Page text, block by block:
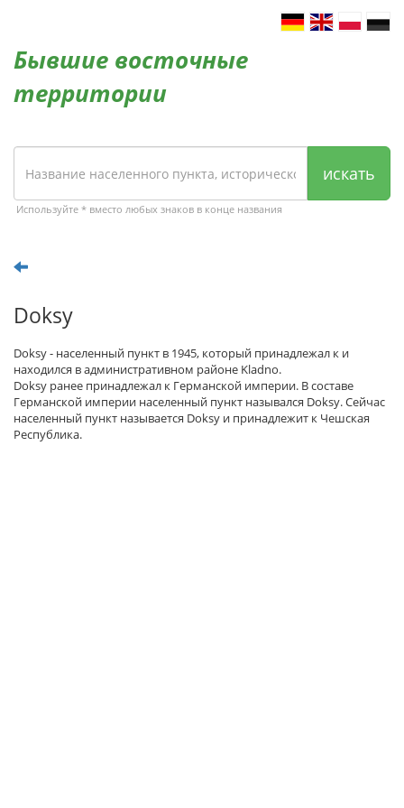
Бывшие восточные
территории
искать
Используйте * вместо любых знаков в конце названия
Doksy
Doksy - населенный пункт в 1945, который принадлежал к и
находился в административном районе Kladno.
Doksy ранее принадлежал к Германской империи. В составе
Германской империи населенный пункт назывался Doksy. Сейчас
населенный пункт называется Doksy и принадлежит к Чешская
Республика.